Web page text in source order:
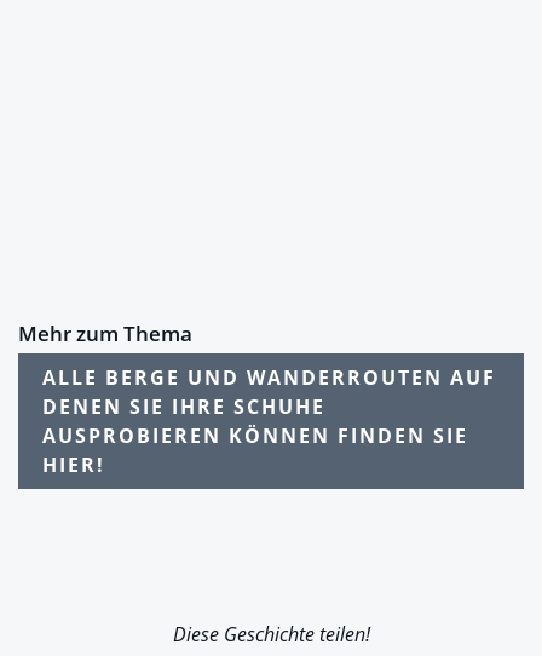
Mehr zum Thema
ALLE BERGE UND WANDERROUTEN AUF
DENEN SIE IHRE SCHUHE
AUSPROBIEREN KÖNNEN FINDEN SIE
HIER!
Diese Geschichte teilen!